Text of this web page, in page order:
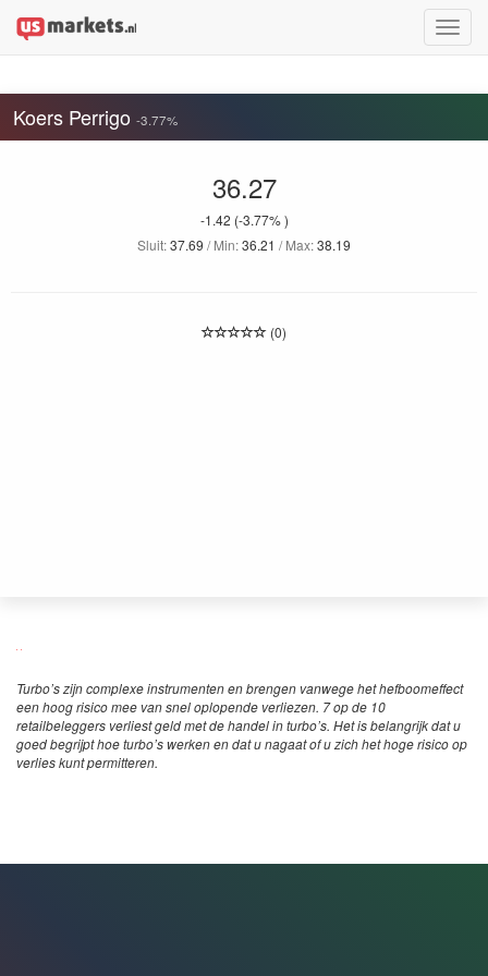
Toggle
Koers Perrigo -3.77%
36.27
-1.42 (-3.77% )
Sluit:37.69 / Min:36.21 / Max:38.19
(0)
Turbo’s zijn complexe instrumenten en brengen vanwege het hefboomeffect
een hoog risico mee van snel oplopende verliezen. 7 op de 10
retailbeleggers verliest geld met de handel in turbo’s. Het is belangrijk dat u
goed begrijpt hoe turbo’s werken en dat u nagaat of u zich het hoge risico op
verlies kunt permitteren.